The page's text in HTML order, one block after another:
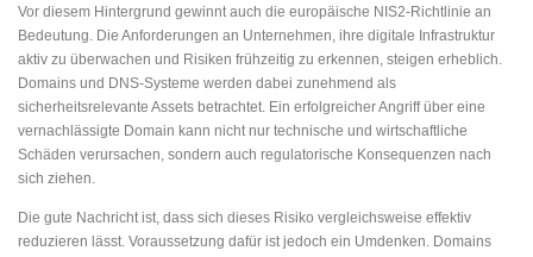
Vor diesem Hintergrund gewinnt auch die europäische NIS2-Richtlinie an
Bedeutung. Die Anforderungen an Unternehmen, ihre digitale Infrastruktur
aktiv zu überwachen und Risiken frühzeitig zu erkennen, steigen erheblich.
Domains und DNS-Systeme werden dabei zunehmend als
sicherheitsrelevante Assets betrachtet. Ein erfolgreicher Angriff über eine
vernachlässigte Domain kann nicht nur technische und wirtschaftliche
Schäden verursachen, sondern auch regulatorische Konsequenzen nach
sich ziehen.
Die gute Nachricht ist, dass sich dieses Risiko vergleichsweise effektiv
reduzieren lässt. Voraussetzung dafür ist jedoch ein Umdenken. Domains